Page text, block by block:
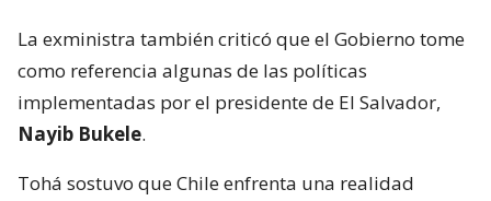
La exministra también criticó que el Gobierno tome
como referencia algunas de las políticas
implementadas por el presidente de El Salvador,
Nayib Bukele.
Tohá sostuvo que Chile enfrenta una realidad